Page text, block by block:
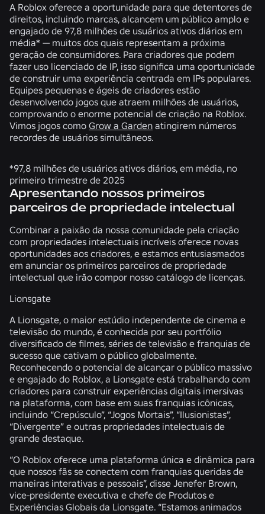
A Roblox oferece a oportunidade para que detentores de
direitos, incluindo marcas, alcancem um público amplo e
engajado de 97,8 milhões de usuários ativos diários em
média* — muitos dos quais representam a próxima
geração de consumidores. Para criadores que podem
fazer uso licenciado de IP, isso significa uma oportunidade
de construir uma experiência centrada em IPs populares.
Equipes pequenas e ágeis de criadores estão
desenvolvendo jogos que atraem milhões de usuários,
comprovando o enorme potencial de criação na Roblox.
Vimos jogos como Grow a Garden atingirem números
recordes de usuários simultâneos.
*97,8 milhões de usuários ativos diários, em média, no
primeiro trimestre de 2025
Apresentando nossos primeiros
parceiros de propriedade intelectual
Combinar a paixão da nossa comunidade pela criação
com propriedades intelectuais incríveis oferece novas
oportunidades aos criadores, e estamos entusiasmados
em anunciar os primeiros parceiros de propriedade
intelectual que irão compor nosso catálogo de licenças.
Lionsgate
A Lionsgate, o maior estúdio independente de cinema e
televisão do mundo, é conhecida por seu portfólio
diversificado de filmes, séries de televisão e franquias de
sucesso que cativam o público globalmente.
Reconhecendo o potencial de alcançar o público massivo
e engajado do Roblox, a Lionsgate está trabalhando com
criadores para construir experiências digitais imersivas
na plataforma, com base em suas franquias icônicas,
incluindo “Crepúsculo”, “Jogos Mortais”, “Ilusionistas”,
“Divergente” e outras propriedades intelectuais de
grande destaque.
“O Roblox oferece uma plataforma única e dinâmica para
que nossos fãs se conectem com franquias queridas de
maneiras interativas e pessoais”, disse Jenefer Brown,
vice-presidente executiva e chefe de Produtos e
Experiências Globais da Lionsgate. “Estamos animados